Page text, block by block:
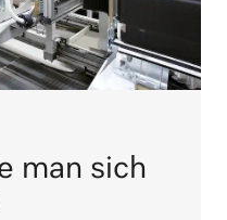
man sich